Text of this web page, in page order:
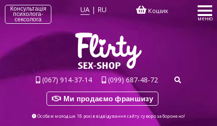
Консультація
психолога-
сексолога
UA | RU Кошик
меню
(067) 914-37-14 (099) 687-48-72
Ми продаємо франшизу
Особам молодше 18 років відвідування сайту суворо заборонено!